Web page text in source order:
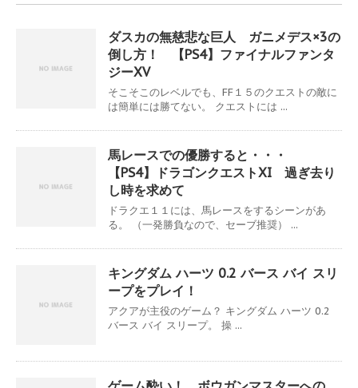
ダスカの無慈悲な巨人 ガニメデス×3の
倒し方！ 【PS4】ファイナルファンタ
ジーXV
そこそこのレベルでも、FF１５のクエストの敵に
は簡単には勝てない。 クエストには ...
馬レースでの優勝すると・・・
【PS4】ドラゴンクエストXI 過ぎ去り
し時を求めて
ドラクエ１１には、馬レースをするシーンがあ
る。 （一発勝負なので、セーブ推奨） ...
キングダム ハーツ 0.2 バース バイ スリ
ープをプレイ！
アクアが主役のゲーム？ キングダム ハーツ 0.2
バース バイ スリープ。 操 ...